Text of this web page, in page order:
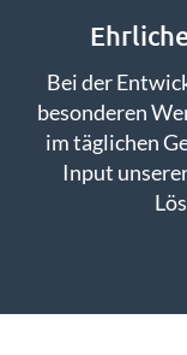
Bei der
besonderen
im täglichen
Input